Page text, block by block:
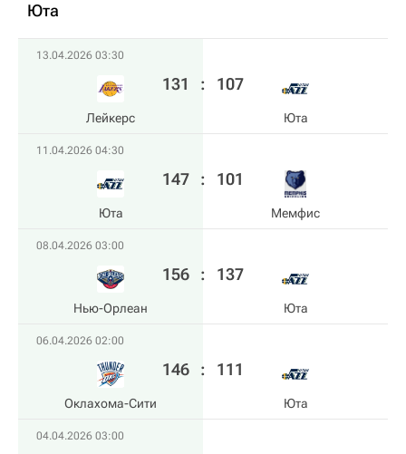
Юта
13.04.2026 03:30
Лейкерс
131 : 107
Юта
11.04.2026 04:30
Юта
147 : 101
Мемфис
08.04.2026 03:00
Нью-Орлеан
156 : 137
Юта
06.04.2026 02:00
Оклахома-Сити
146 : 111
Юта
04.04.2026 03:00